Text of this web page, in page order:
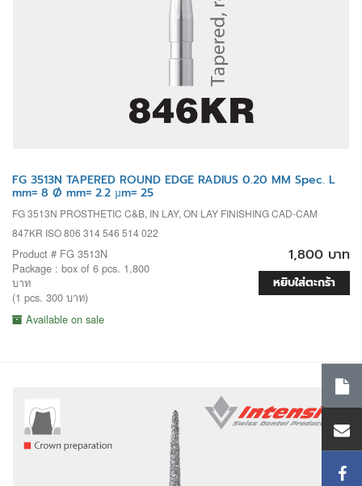
FG 3513N TAPERED ROUND EDGE RADIUS 0.20 MM Spec. L
mm= 8 Ø mm= 2.2 µm= 25
FG 3513N PROSTHETIC C&B, IN LAY, ON LAY FINISHING CAD-CAM
847KR ISO 806 314 546 514 022
Product # FG 3513N
Package : box of 6 pcs. 1,800
บาท
(1 pcs. 300 บาท)
Available on sale
1,800 บาท
หยิบใส่ตะกร้า